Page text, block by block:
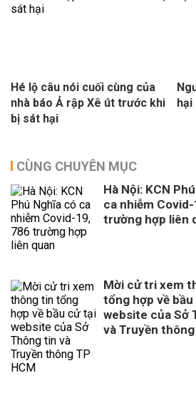
Hé lộ câu nói cuối cùng của
nhà báo Ả rập Xê út trước khi
bị sát hại
hại
CÙNG CHUYÊN MỤC
Hà Nội: KCN
ca nhiễm
trường hợp liên
Mời cử tri xem
tổng hợp về
website của Sở
và Truyền thông